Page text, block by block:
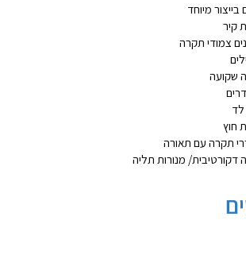
בייצור מיוחד
קיר
צמודי תקרה
שקועה
לד
חוץ
תקרה עם תאורה
דקורטיבית/ מנורות תליה